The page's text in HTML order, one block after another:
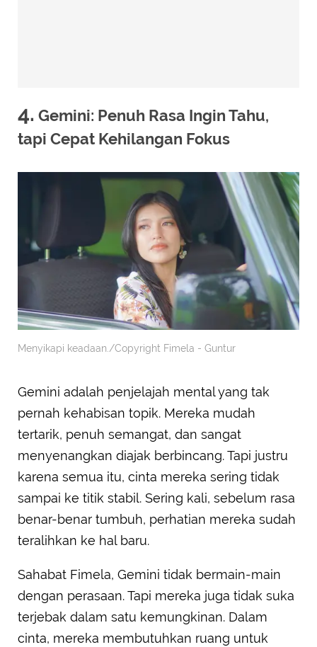
4. Gemini: Penuh Rasa Ingin Tahu,
tapi Cepat Kehilangan Fokus
Menyikapi keadaan./Copyright Fimela - Guntur
Gemini adalah penjelajah mental yang tak
pernah kehabisan topik. Mereka mudah
tertarik, penuh semangat, dan sangat
menyenangkan diajak berbincang. Tapi justru
karena semua itu, cinta mereka sering tidak
sampai ke titik stabil. Sering kali, sebelum rasa
benar-benar tumbuh, perhatian mereka sudah
teralihkan ke hal baru.
Sahabat Fimela, Gemini tidak bermain-main
dengan perasaan. Tapi mereka juga tidak suka
terjebak dalam satu kemungkinan. Dalam
cinta, mereka membutuhkan ruang untuk